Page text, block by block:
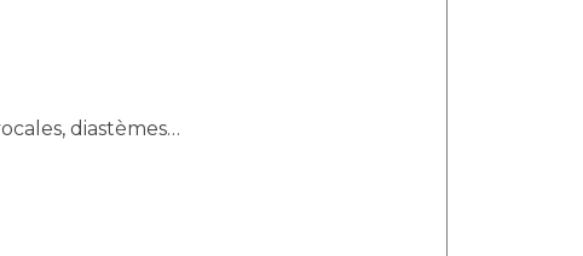
diastèmes…